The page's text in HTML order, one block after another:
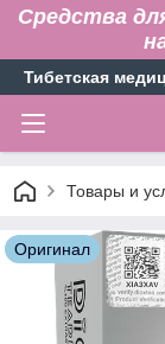
Средства
Тибетская
Товары и
Оригинал